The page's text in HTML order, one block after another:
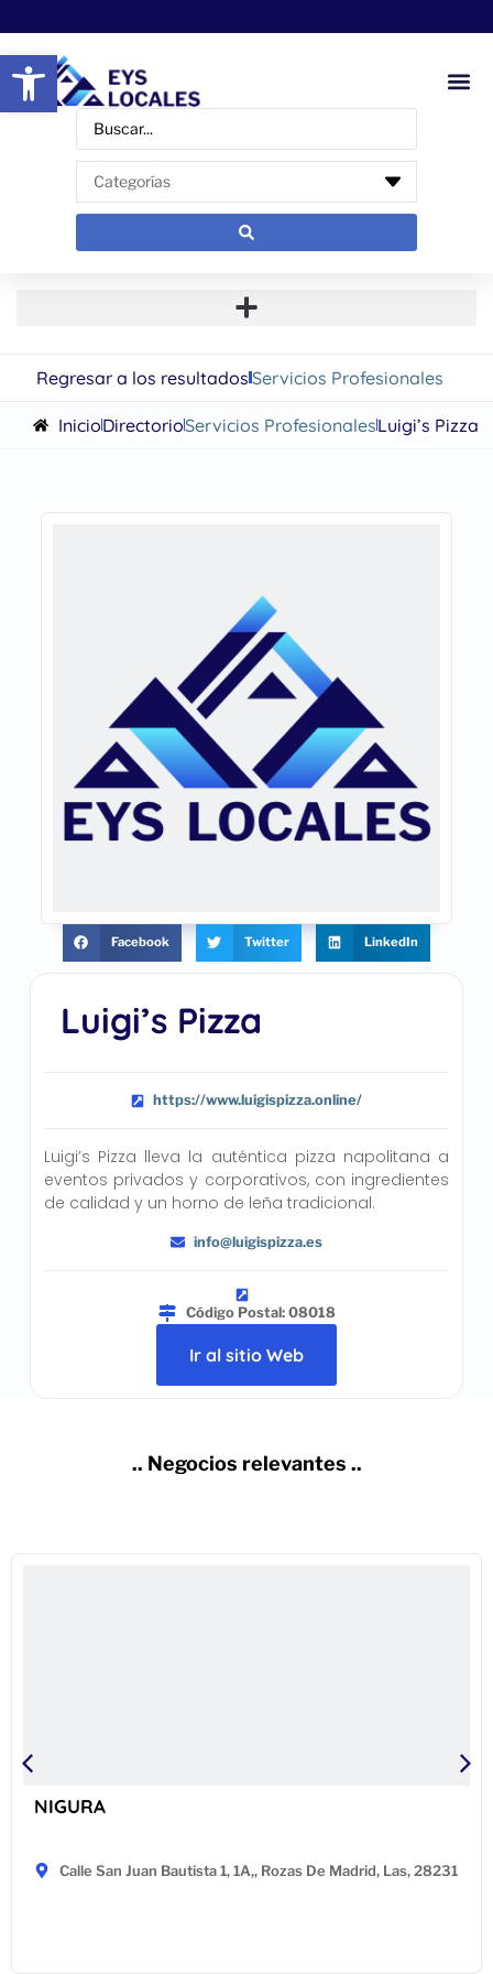
Abrir barra de herramientas
Regresar a los resultadosServicios Profesionales
InicioDirectorioServicios ProfesionalesLuigi’s Pizza
Luigi’s Pizza
https://www.luigispizza.online/
Luigi’s Pizza lleva la auténtica pizza napolitana a
eventos privados y corporativos, con ingredientes
de calidad y un horno de leña tradicional.
info@luigispizza.es
Código Postal: 08018
Ir al sitio Web
Facebook Twitter LinkedIn
.. Negocios relevantes ..
NIGURA
Calle San Juan Bautista 1, 1A,, Rozas De Madrid, Las, 28231